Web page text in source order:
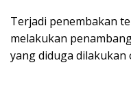
Terjadi penembakan
melakukan
yang diduga